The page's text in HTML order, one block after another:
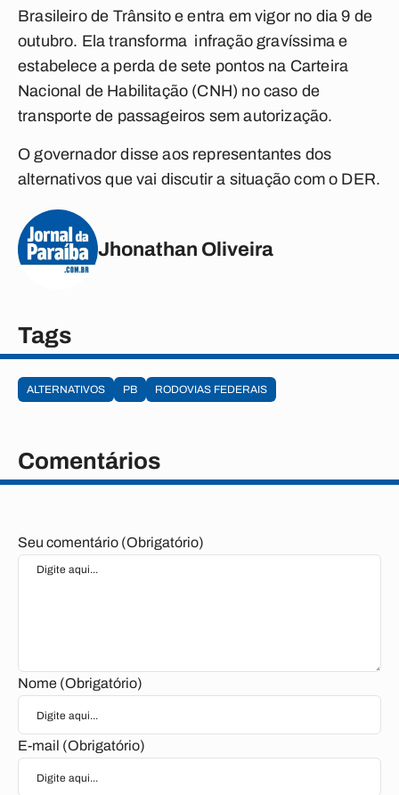
Brasileiro de Trânsito e entra em vigor no dia 9 de
outubro. Ela transforma infração gravíssima e
estabelece a perda de sete pontos na Carteira
Nacional de Habilitação (CNH) no caso de
transporte de passageiros sem autorização.
O governador disse aos representantes dos
alternativos que vai discutir a situação com o DER.
Jhonathan Oliveira
Tags
ALTERNATIVOS PB RODOVIAS FEDERAIS
Comentários
Seu comentário (Obrigatório)
Nome (Obrigatório)
E-mail (Obrigatório)